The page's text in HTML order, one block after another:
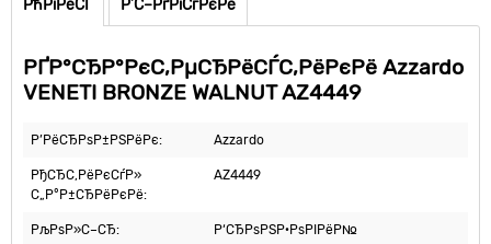
РћРїРёСЃ Р’С–РґРіСѓРєРё
РҐР°СЂР°РєС‚РµСЂРёСЃС‚РёРєРё Azzardo
VENETI BRONZE WALNUT AZ4449
Р’РёСЂРѕР±РЅРёРє: Azzardo
РђСЂС‚РёРєСѓР»
С„Р°Р±СЂРёРєРё:
AZ4449
РљРѕР»С–СЂ: Р‘СЂРѕРЅР·РѕРІРёР№